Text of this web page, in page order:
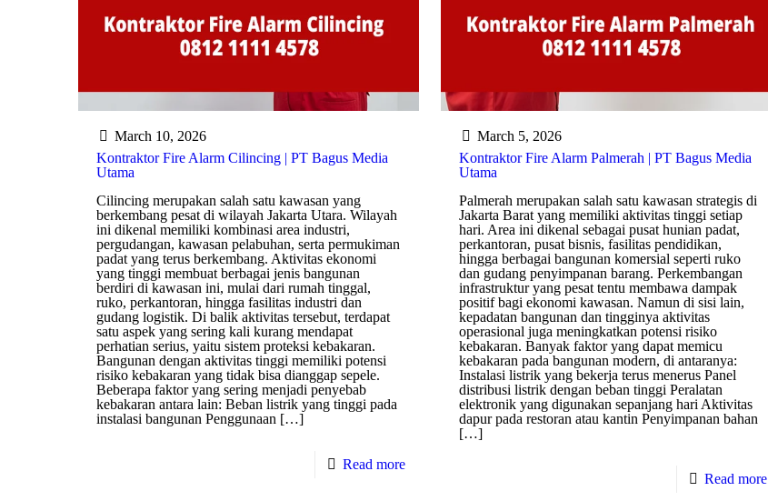
March 10, 2026
Kontraktor Fire Alarm Cilincing | PT Bagus Media
Utama
Cilincing merupakan salah satu kawasan yang
berkembang pesat di wilayah Jakarta Utara. Wilayah
ini dikenal memiliki kombinasi area industri,
pergudangan, kawasan pelabuhan, serta permukiman
padat yang terus berkembang. Aktivitas ekonomi
yang tinggi membuat berbagai jenis bangunan
berdiri di kawasan ini, mulai dari rumah tinggal,
ruko, perkantoran, hingga fasilitas industri dan
gudang logistik. Di balik aktivitas tersebut, terdapat
satu aspek yang sering kali kurang mendapat
perhatian serius, yaitu sistem proteksi kebakaran.
Bangunan dengan aktivitas tinggi memiliki potensi
risiko kebakaran yang tidak bisa dianggap sepele.
Beberapa faktor yang sering menjadi penyebab
kebakaran antara lain: Beban listrik yang tinggi pada
instalasi bangunan Penggunaan […]
Read more
March 5, 2026
Kontraktor Fire Alarm Palmerah | PT Bagus Media
Utama
Palmerah merupakan salah satu kawasan strategis di
Jakarta Barat yang memiliki aktivitas tinggi setiap
hari. Area ini dikenal sebagai pusat hunian padat,
perkantoran, pusat bisnis, fasilitas pendidikan,
hingga berbagai bangunan komersial seperti ruko
dan gudang penyimpanan barang. Perkembangan
infrastruktur yang pesat tentu membawa dampak
positif bagi ekonomi kawasan. Namun di sisi lain,
kepadatan bangunan dan tingginya aktivitas
operasional juga meningkatkan potensi risiko
kebakaran. Banyak faktor yang dapat memicu
kebakaran pada bangunan modern, di antaranya:
Instalasi listrik yang bekerja terus menerus Panel
distribusi listrik dengan beban tinggi Peralatan
elektronik yang digunakan sepanjang hari Aktivitas
dapur pada restoran atau kantin Penyimpanan bahan
[…]
Read more